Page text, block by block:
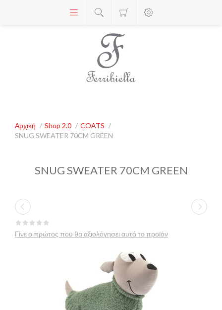
Αρχική / Shop 2.0 / COATS /
SNUG SWEATER 70CM GREEN
SNUG SWEATER 70CM GREEN
Γίνε ο πρώτος που θα αξιολόγησει αυτό το προϊόν